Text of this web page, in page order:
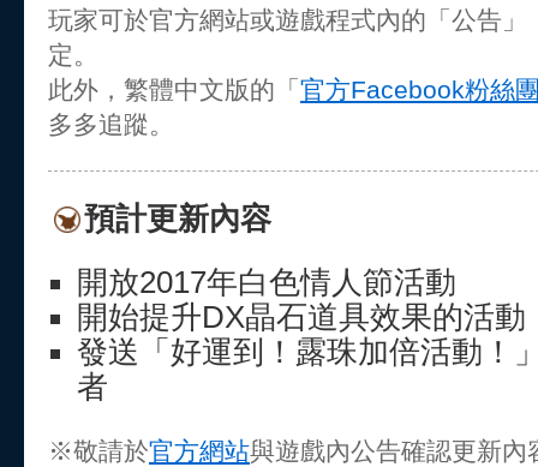
玩家可於官方網站或遊戲程式內的「公告」
定。
此外，繁體中文版的「 官方Facebook粉絲
多多追蹤。
預計更新內容
開放2017年白色情人節活動
開始提升DX晶石道具效果的活動
發送「好運到！露珠加倍活動！
者
※敬請於官方網站與遊戲內公告確認更新內